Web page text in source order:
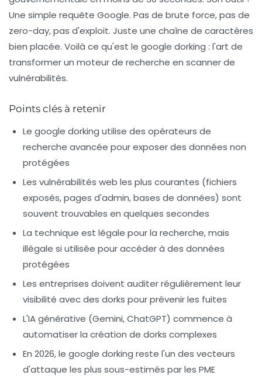
Une simple requête Google. Pas de brute force, pas de
zero-day, pas d'exploit. Juste une chaîne de caractères
bien placée. Voilà ce qu'est le google dorking : l'art de
transformer un moteur de recherche en scanner de
vulnérabilités.
Points clés à retenir
Le google dorking utilise des opérateurs de
recherche avancée pour exposer des données non
protégées
Les vulnérabilités web les plus courantes (fichiers
exposés, pages d'admin, bases de données) sont
souvent trouvables en quelques secondes
La technique est légale pour la recherche, mais
illégale si utilisée pour accéder à des données
protégées
Les entreprises doivent auditer régulièrement leur
visibilité avec des dorks pour prévenir les fuites
L'IA générative (Gemini, ChatGPT) commence à
automatiser la création de dorks complexes
En 2026, le google dorking reste l'un des vecteurs
d'attaque les plus sous-estimés par les PME